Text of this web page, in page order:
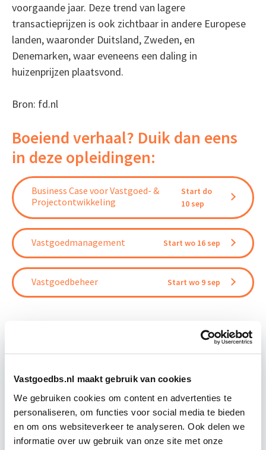
Vastgoedbs.nl maakt gebruik van cookies
We gebruiken cookies om content en advertenties te
personaliseren, om functies voor social media te bieden
en om ons websiteverkeer te analyseren. Ook delen we
informatie over uw gebruik van onze site met onze
voorgaande jaar. Deze trend van lagere
transactieprijzen is ook zichtbaar in andere Europese
landen, waaronder Duitsland, Zweden, en
Denemarken, waar eveneens een daling in
huizenprijzen plaatsvond.
Bron: fd.nl
Boeiend verhaal? Duik dan eens
in deze opleidingen:
Business Case voor Vastgoed- &
Projectontwikkeling
Start do
10 sep
Vastgoedmanagement Start wo 16 sep
Vastgoedbeheer Start wo 9 sep
Business Case voor Vastgoed- &
Projectontwikkeling
Tijdens deze opleiding leer je om integraal
vastgoedprojecten te realiseren en/of te